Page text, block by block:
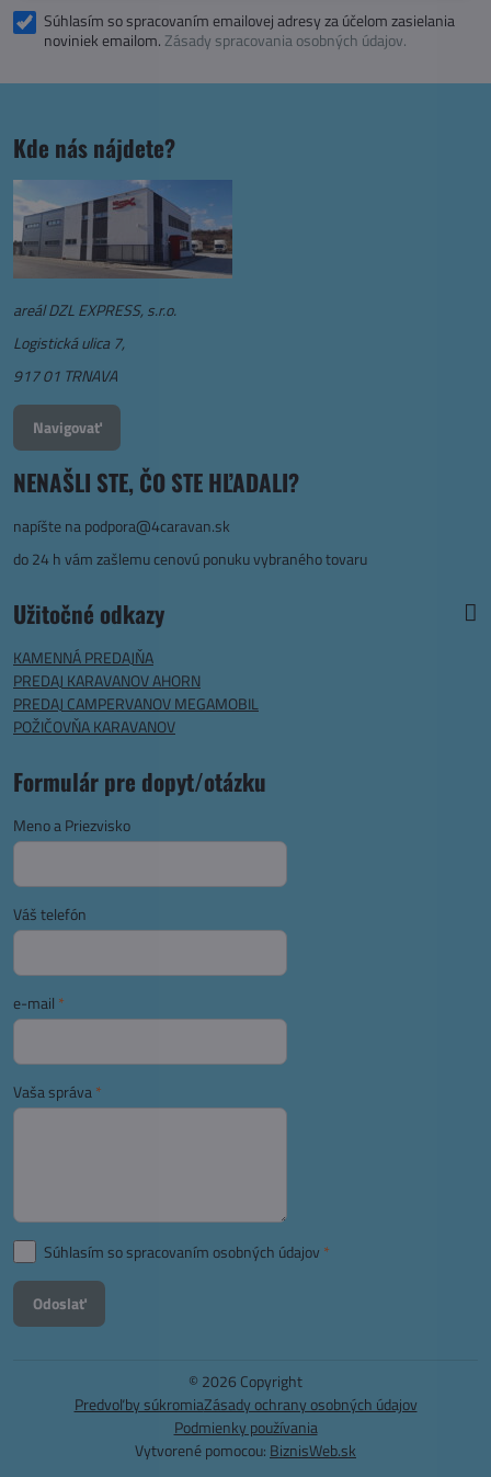
Súhlasím so spracovaním emailovej adresy za účelom zasielania
noviniek emailom.Zásady spracovania osobných údajov.
Kde nás nájdete?
areál DZL EXPRESS, s.r.o.
Logistická ulica 7,
917 01 TRNAVA
Navigovať
NENAŠLI STE, ČO STE HĽADALI?
napíšte napodpora@4caravan.sk
do 24 h vám zašlemu cenovú ponuku vybraného tovaru
Užitočné odkazy
KAMENNÁ PREDAJŇA
PREDAJ KARAVANOV AHORN
PREDAJ CAMPERVANOV MEGAMOBIL
POŽIČOVŇA KARAVANOV
Formulár pre dopyt/otázku
Meno a Priezvisko
Váš telefón
e-mail *
Vaša správa*
Súhlasím so spracovaním osobných údajov *
Odoslať
© 2026 Copyright
Predvoľby súkromiaZásady ochrany osobných údajov
Podmienky používania
Vytvorené pomocou: BiznisWeb.sk